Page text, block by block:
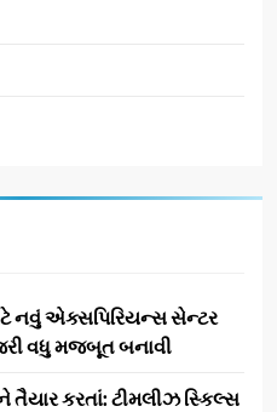
નવું એક્સપિરિયન્સ સેન્ટર
વધુ મજબૂત બનાવી
તૈયાર કરતાં: ટીમલીઝ સ્કિલ્સ